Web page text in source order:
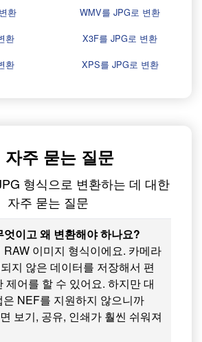
환
WMV를 JPG로 변환
환
X3F를 JPG로 변환
환
XPS를 JPG로 변환
자주 묻는 질문
형식으로 변환하는 데 대한
자주 묻는 질문
이고 왜 변환해야 하나요?
이미지 형식이에요. 카메라
지 않은 데이터를 저장해서 편
제어를 할 수 있어요. 하지만 대
NEF를 지원하지 않으니까
보기, 공유, 인쇄가 훨씬 쉬워져